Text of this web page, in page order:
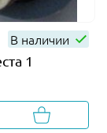
В наличии
1